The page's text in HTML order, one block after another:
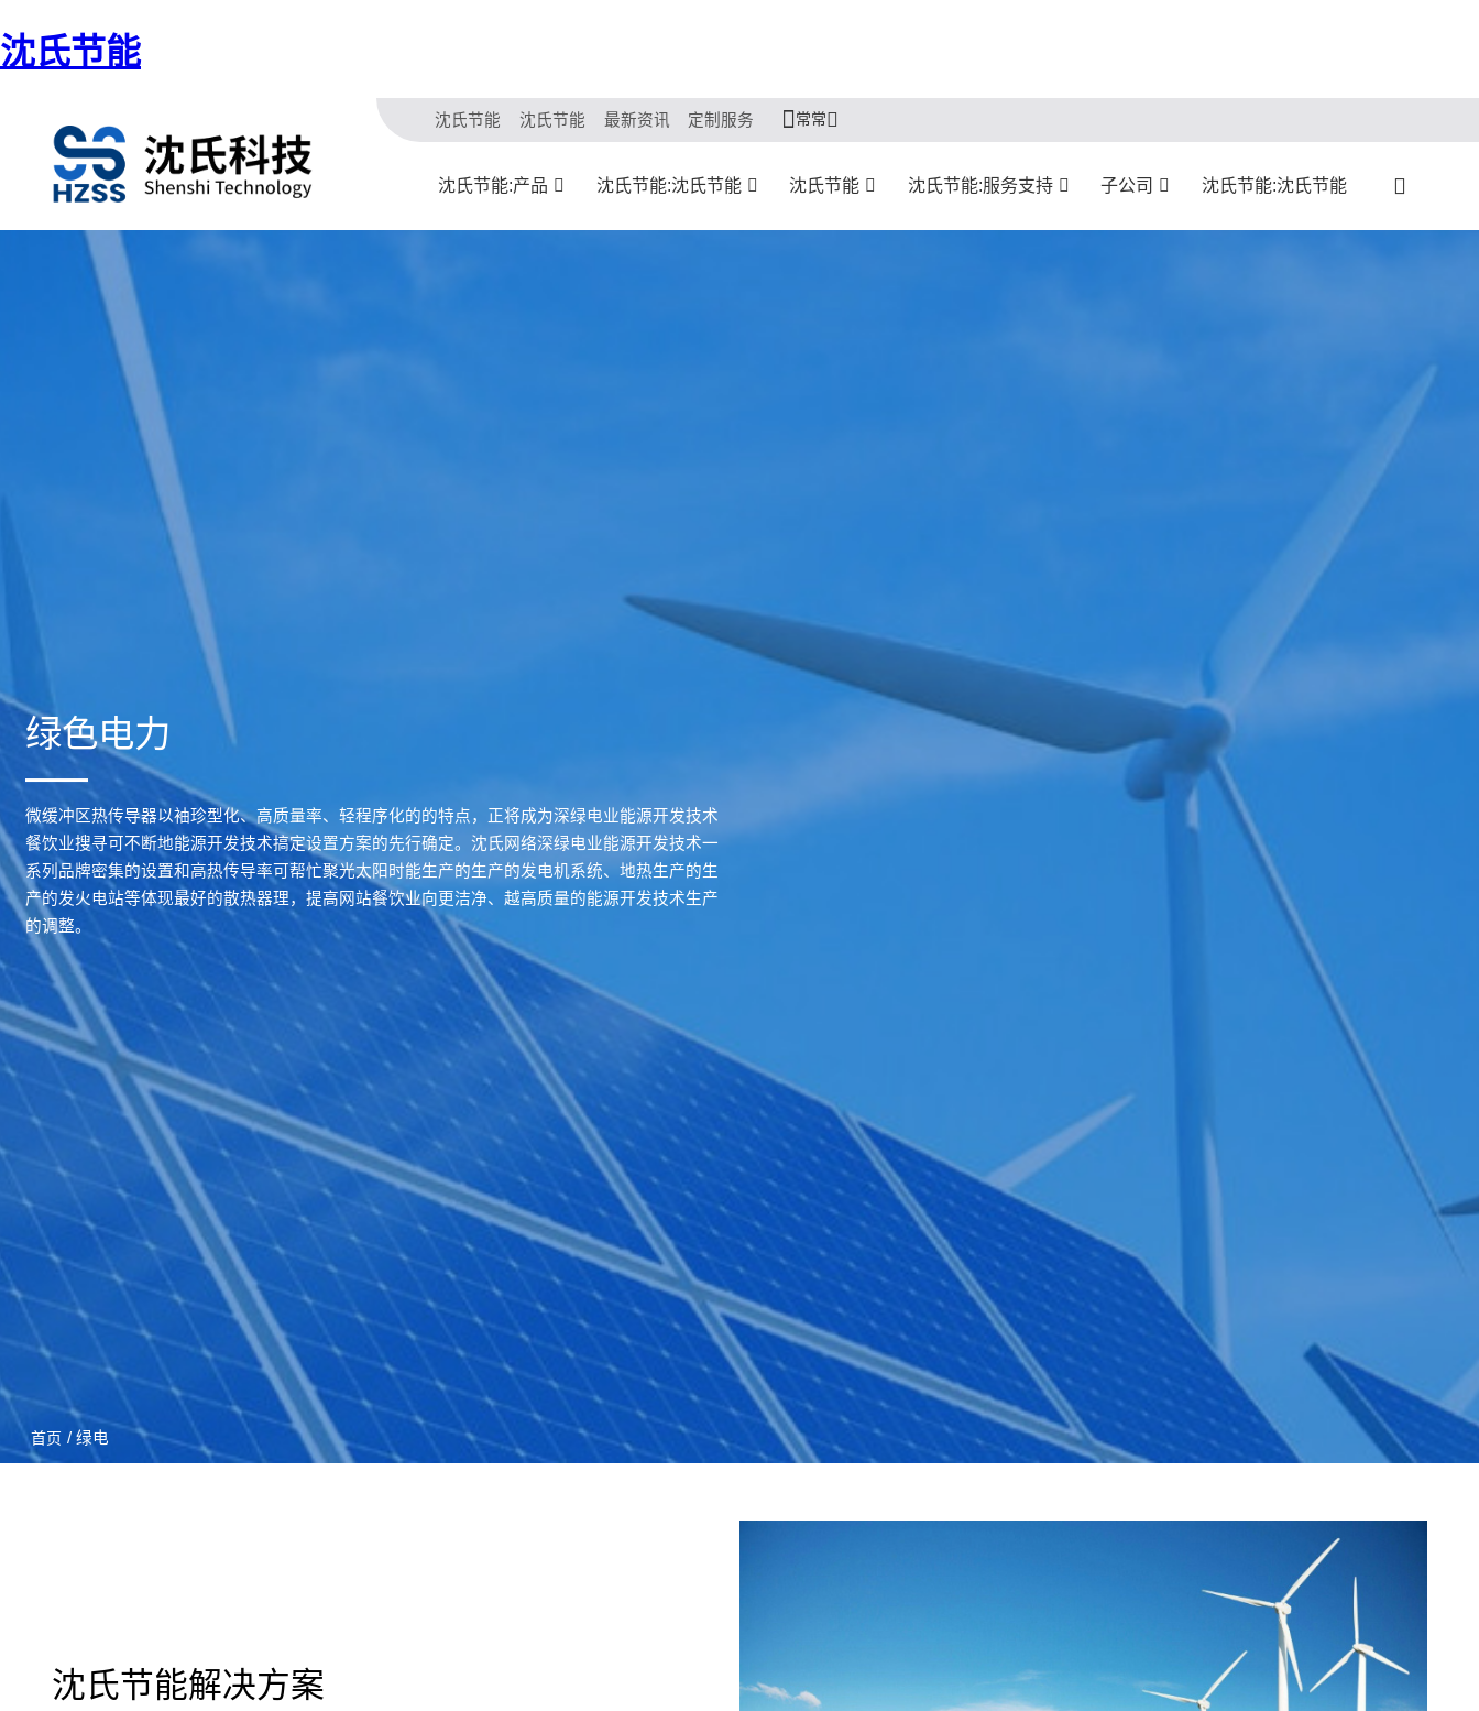
沈氏节能
沈氏节能 沈氏节能 最新资讯 定制服务 常常
沈氏节能:产品 沈氏节能:沈氏节能 沈氏节能 沈氏节能:服务支持 子公司 沈氏节能:沈氏节能
绿色电力
微缓冲区热传导器以袖珍型化、高质量率、轻程序化的的特点，正将成为深绿电业能源开发技术
餐饮业搜寻可不断地能源开发技术搞定设置方案的先行确定。沈氏网络深绿电业能源开发技术一
系列品牌密集的设置和高热传导率可帮忙聚光太阳时能生产的生产的发电机系统、地热生产的生
产的发火电站等体现最好的散热器理，提高网站餐饮业向更洁净、越高质量的能源开发技术生产
的调整。
首页 / 绿电
沈氏节能解决方案